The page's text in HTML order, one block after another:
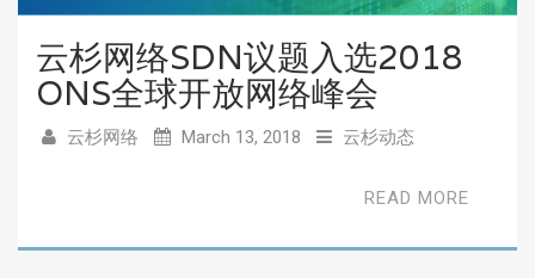
云杉网络SDN议题入选2018
ONS全球开放网络峰会
云杉网络 March 13, 2018 云杉动态
READ MORE